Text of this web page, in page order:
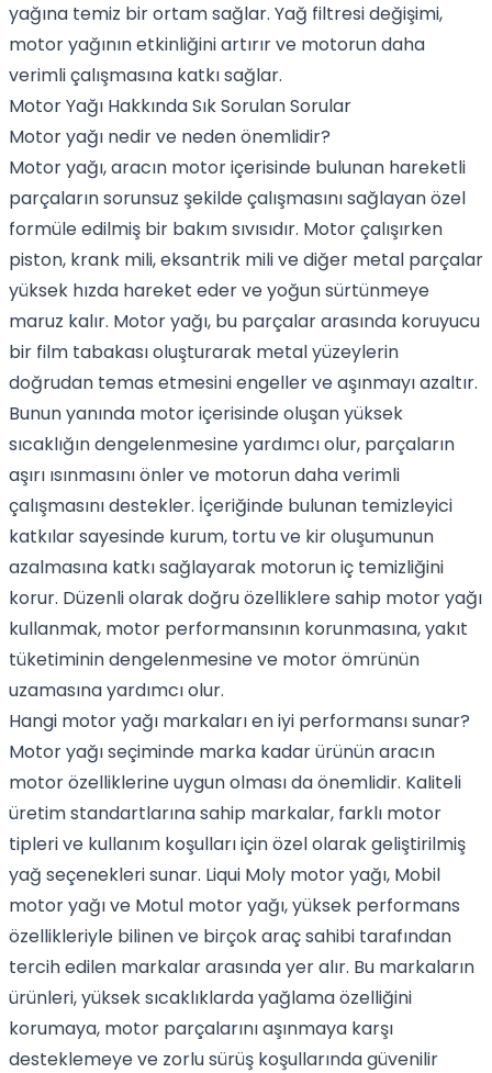
yağına temiz bir ortam sağlar. Yağ filtresi değişimi,
motor yağının etkinliğini artırır ve motorun daha
verimli çalışmasına katkı sağlar.
Motor Yağı Hakkında Sık Sorulan Sorular
Motor yağı nedir ve neden önemlidir?
Motor yağı, aracın motor içerisinde bulunan hareketli
parçaların sorunsuz şekilde çalışmasını sağlayan özel
formüle edilmiş bir bakım sıvısıdır. Motor çalışırken
piston, krank mili, eksantrik mili ve diğer metal parçalar
yüksek hızda hareket eder ve yoğun sürtünmeye
maruz kalır. Motor yağı, bu parçalar arasında koruyucu
bir film tabakası oluşturarak metal yüzeylerin
doğrudan temas etmesini engeller ve aşınmayı azaltır.
Bunun yanında motor içerisinde oluşan yüksek
sıcaklığın dengelenmesine yardımcı olur, parçaların
aşırı ısınmasını önler ve motorun daha verimli
çalışmasını destekler. İçeriğinde bulunan temizleyici
katkılar sayesinde kurum, tortu ve kir oluşumunun
azalmasına katkı sağlayarak motorun iç temizliğini
korur. Düzenli olarak doğru özelliklere sahip motor yağı
kullanmak, motor performansının korunmasına, yakıt
tüketiminin dengelenmesine ve motor ömrünün
uzamasına yardımcı olur.
Hangi motor yağı markaları en iyi performansı sunar?
Motor yağı seçiminde marka kadar ürünün aracın
motor özelliklerine uygun olması da önemlidir. Kaliteli
üretim standartlarına sahip markalar, farklı motor
tipleri ve kullanım koşulları için özel olarak geliştirilmiş
yağ seçenekleri sunar. Liqui Moly motor yağı, Mobil
motor yağı ve Motul motor yağı, yüksek performans
özellikleriyle bilinen ve birçok araç sahibi tarafından
tercih edilen markalar arasında yer alır. Bu markaların
ürünleri, yüksek sıcaklıklarda yağlama özelliğini
korumaya, motor parçalarını aşınmaya karşı
desteklemeye ve zorlu sürüş koşullarında güvenilir